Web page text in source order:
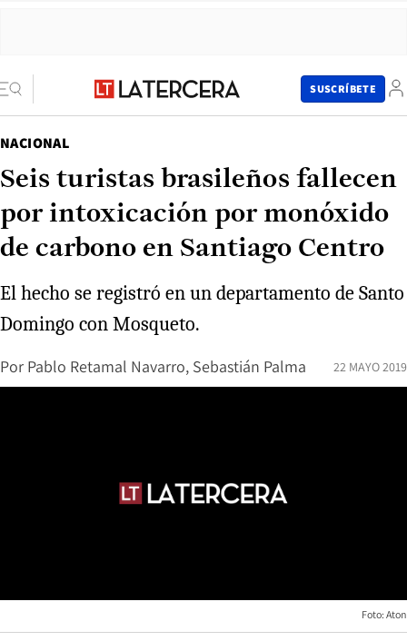
SUSCRÍBETE
NACIONAL
Seis turistas brasileños fallecen
por intoxicación por monóxido
de carbono en Santiago Centro
El hecho se registró en un departamento de Santo
Domingo con Mosqueto.
Por Pablo Retamal Navarro, Sebastián Palma 22 MAYO 2019
Foto: Aton